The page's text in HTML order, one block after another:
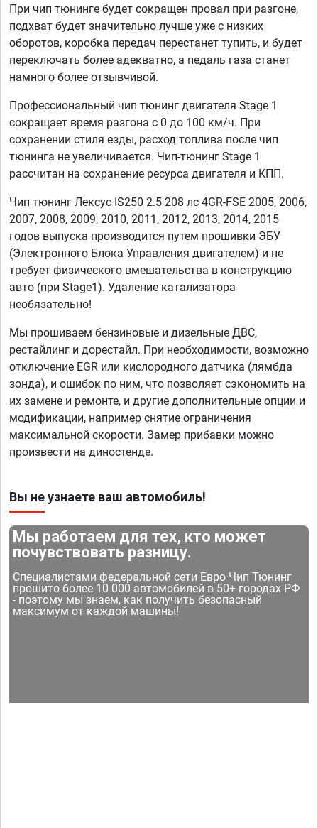
При чип тюнинге будет сокращен провал при разгоне,
подхват будет значительно лучше уже с низких
оборотов, коробка передач перестанет тупить, и будет
переключать более адекватно, а педаль газа станет
намного более отзывчивой.
Профессиональный чип тюнинг двигателя Stage 1
сокращает время разгона с 0 до 100 км/ч. При
сохранении стиля езды, расход топлива после чип
тюнинга не увеличивается. Чип-тюнинг Stage 1
рассчитан на сохранение ресурса двигателя и КПП.
Чип тюнинг Лексус IS250 2.5 208 лс 4GR-FSE 2005, 2006,
2007, 2008, 2009, 2010, 2011, 2012, 2013, 2014, 2015
годов выпуска производится путем прошивки ЭБУ
(Электронного Блока Управления двигателем) и не
требует физического вмешательства в конструкцию
авто (при Stage1). Удаление катализатора
необязательно!
Мы прошиваем бензиновые и дизельные ДВС,
рестайлинг и дорестайл. При необходимости, возможно
отключение EGR или кислородного датчика (лямбда
зонда), и ошибок по ним, что позволяет сэкономить на
их замене и ремонте, и другие дополнительные опции и
модификации, например снятие ограничения
максимальной скорости. Замер прибавки можно
произвести на диностенде.
Вы не узнаете ваш автомобиль!
Мы работаем для тех, кто может
почувствовать разницу.
Специалистами федеральной сети Евро Чип Тюнинг
прошито более 10 000 автомобилей в 50+ городах РФ
- поэтому мы знаем, как получить безопасный
максимум от каждой машины!